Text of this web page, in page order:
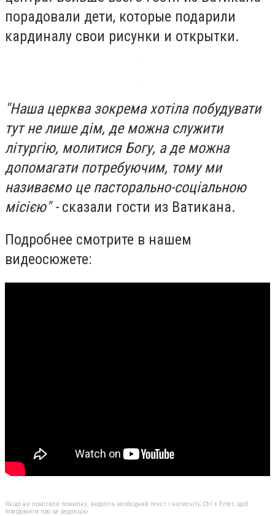
порадовали дети, которые подарили
кардиналу свои рисунки и открытки.
"Наша церква зокрема хотіла побудувати
тут не лише дім, де можна служити
літургію, молитися Богу, а де можна
допомагати потребуючим, тому ми
називаємо це пасторально-соціальною
місією" -сказали гости из Ватикана.
Подробнее смотрите в нашем
видеосюжете:
Якщо ви помітили помилку, виділіть необхідний текст і натисніть Ctrl + Enter, щоб
повідомити про це редакцію